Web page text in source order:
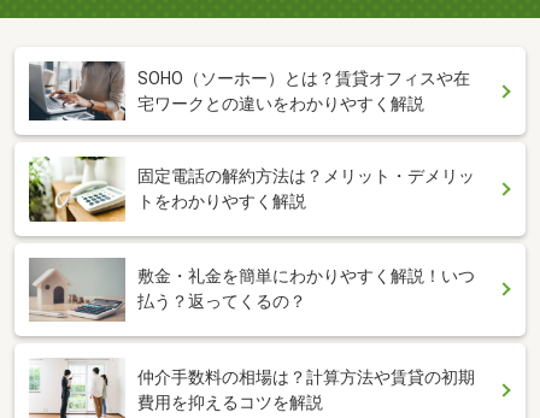
SOHO（ソーホー）とは？賃貸オフィスや在
宅ワークとの違いをわかりやすく解説
固定電話の解約方法は？メリット・デメリッ
トをわかりやすく解説
敷金・礼金を簡単にわかりやすく解説！いつ
払う？返ってくるの？
仲介手数料の相場は？計算方法や賃貸の初期
費用を抑えるコツを解説